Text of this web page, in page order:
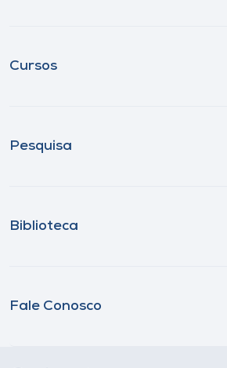
Cursos
Pesquisa
Biblioteca
Fale Conosco